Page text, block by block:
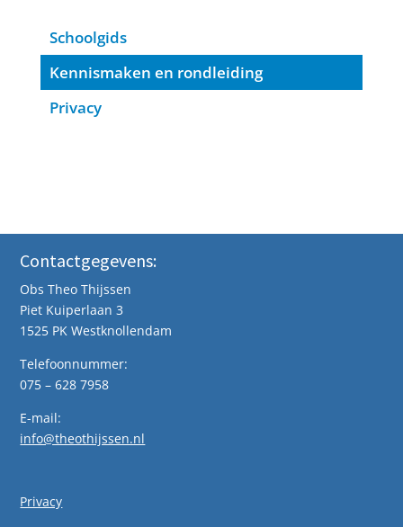
Schoolgids
Kennismaken en rondleiding
Privacy
Contactgegevens:
Obs Theo Thijssen
Piet Kuiperlaan 3
1525 PK Westknollendam
Telefoonnummer:
075 – 628 7958
E-mail:
info@theothijssen.nl
Privacy